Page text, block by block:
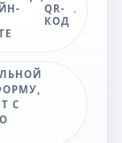
QR-
КОД
.
С